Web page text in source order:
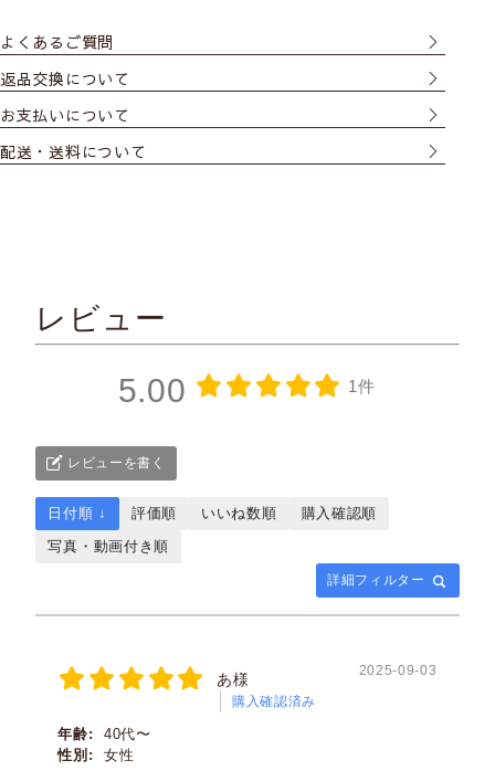
よくあるご質問
返品交換について
お支払いについて
配送・送料について
レビュー
5.00 1件
レビューを書く
詳細フィルター
日付順 ↓ 評価順 いいね数順
購入確認順
写真・動画付き順
あ様
購入確認済み
2025-09-03
年齢:
40代〜
性別:
女性